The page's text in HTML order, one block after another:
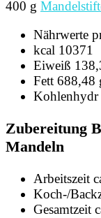
400 g
Nährwerte
kcal 10371
Eiweiß
Fett 688,48
Kohlenhydr
Zubereitung
Mandeln
Arbeitszeit
Koch-/
Gesamtzeit